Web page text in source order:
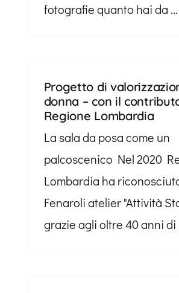
fotografie quanto hai da ...
Progetto di
donna – con il
Regione Lombardia
La sala da posa come un
palcoscenico Nel 2020
Lombardia ha
Fenaroli atelier "Attività
grazie agli oltre 40 anni di